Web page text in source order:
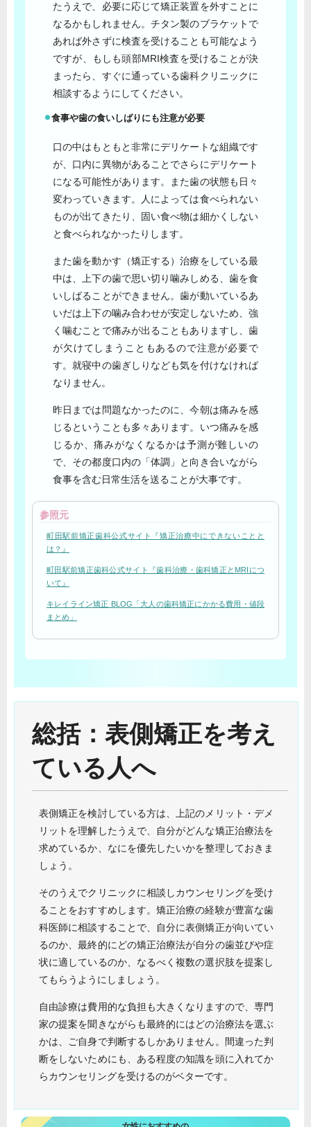
たうえで、必要に応じて矯正装置を外すことに
なるかもしれません。チタン製のブラケットで
あれば外さずに検査を受けることも可能なよう
ですが、もしも頭部MRI検査を受けることが決
まったら、すぐに通っている歯科クリニックに
相談するようにしてください。
食事や歯の食いしばりにも注意が必要
口の中はもともと非常にデリケートな組織です
が、口内に異物があることでさらにデリケート
になる可能性があります。また歯の状態も日々
変わっていきます。人によっては食べられない
ものが出てきたり、固い食べ物は細かくしない
と食べられなかったりします。
また歯を動かす（矯正する）治療をしている最
中は、上下の歯で思い切り噛みしめる、歯を食
いしばることができません。歯が動いているあ
いだは上下の噛み合わせが安定しないため、強
く噛むことで痛みが出ることもありますし、歯
が欠けてしまうこともあるので注意が必要で
す。就寝中の歯ぎしりなども気を付けなければ
なりません。
昨日までは問題なかったのに、今朝は痛みを感
じるということも多々あります。いつ痛みを感
じるか、痛みがなくなるかは予測が難しいの
で、その都度口内の「体調」と向き合いながら
食事を含む日常生活を送ることが大事です。
参照元
町田駅前矯正歯科公式サイト『矯正治療中にできないことと
は？』
町田駅前矯正歯科公式サイト『歯科治療・歯科矯正とMRIにつ
いて』
キレイライン矯正 BLOG「大人の歯科矯正にかかる費用・値段
まとめ」
総括：表側矯正を考え
ている人へ
表側矯正を検討している方は、上記のメリット・デメ
リットを理解したうえで、自分がどんな矯正治療法を
求めているか、なにを優先したいかを整理しておきま
しょう。
そのうえでクリニックに相談しカウンセリングを受け
ることをおすすめします。矯正治療の経験が豊富な歯
科医師に相談することで、自分に表側矯正が向いてい
るのか、最終的にどの矯正治療法が自分の歯並びや症
状に適しているのか、なるべく複数の選択肢を提案し
てもらうようにしましょう。
自由診療は費用的な負担も大きくなりますので、専門
家の提案を聞きながらも最終的にはどの治療法を選ぶ
かは、ご自身で判断するしかありません。間違った判
断をしないためにも、ある程度の知識を頭に入れてか
らカウンセリングを受けるのがベターです。